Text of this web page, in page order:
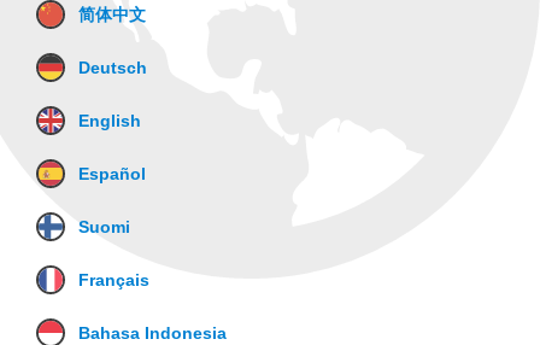
简体中文
Deutsch
English
Español
Suomi
Français
Bahasa Indonesia